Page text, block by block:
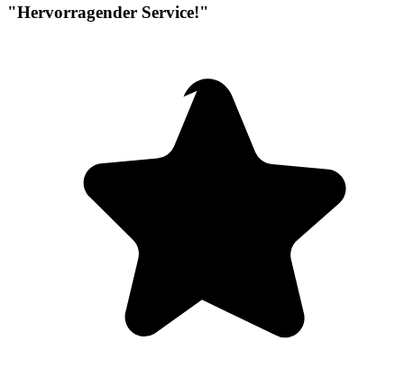
"Hervorragender Service!"